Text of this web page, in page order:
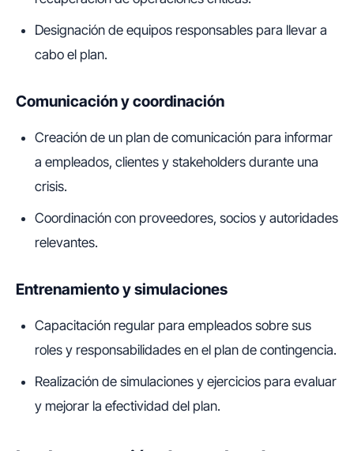
Designación de equipos responsables para llevar a
cabo el plan.
Comunicación y coordinación
Creación de un plan de comunicación para informar
a empleados, clientes y stakeholders durante una
crisis.
Coordinación con proveedores, socios y autoridades
relevantes.
Entrenamiento y simulaciones
Capacitación regular para empleados sobre sus
roles y responsabilidades en el plan de contingencia.
Realización de simulaciones y ejercicios para evaluar
y mejorar la efectividad del plan.